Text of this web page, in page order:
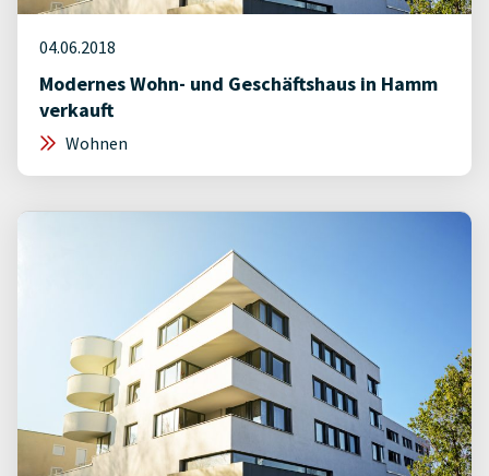
04.06.2018
Modernes Wohn- und Geschäftshaus in Hamm
verkauft
Wohnen